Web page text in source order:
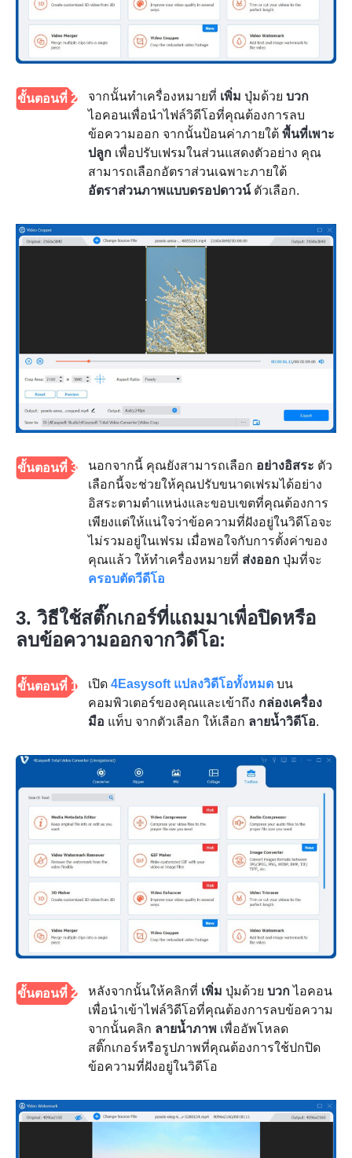
ขั้นตอนที่ 2 จากนั้นทำเครื่องหมายที่ เพิ่ม ปุ่มด้วย บวก
ไอคอนเพื่อนำไฟล์วิดีโอที่คุณต้องการลบ
ข้อความออก จากนั้นป้อนค่าภายใต้ พื้นที่เพาะ
ปลูก เพื่อปรับเฟรมในส่วนแสดงตัวอย่าง คุณ
สามารถเลือกอัตราส่วนเฉพาะภายใต้
อัตราส่วนภาพแบบดรอปดาวน์ตัวเลือก.
ขั้นตอนที่ 3 นอกจากนี้ คุณยังสามารถเลือก อย่างอิสระ ตัว
เลือกนี้จะช่วยให้คุณปรับขนาดเฟรมได้อย่าง
อิสระตามตำแหน่งและขอบเขตที่คุณต้องการ
เพียงแต่ให้แน่ใจว่าข้อความที่ฝังอยู่ในวิดีโอจะ
ไม่รวมอยู่ในเฟรม เมื่อพอใจกับการตั้งค่าของ
คุณแล้ว ให้ทำเครื่องหมายที่ ส่งออก ปุ่มที่จะ
ครอบตัดวีดีโอ
3. วิธีใช้สติ๊กเกอร์ที่แถมมาเพื่อปิดหรือ
ลบข้อความออกจากวิดีโอ:
ขั้นตอนที่ 1 เปิด 4Easysoft แปลงวิดีโอทั้งหมด บน
คอมพิวเตอร์ของคุณและเข้าถึง กล่องเครื่อง
มือ แท็บ จากตัวเลือก ให้เลือก ลายน้ำวิดีโอ.
ขั้นตอนที่ 2 หลังจากนั้นให้คลิกที่ เพิ่ม ปุ่มด้วย บวก ไอคอน
เพื่อนำเข้าไฟล์วิดีโอที่คุณต้องการลบข้อความ
จากนั้นคลิก ลายน้ำภาพ เพื่ออัพโหลด
สติ๊กเกอร์หรือรูปภาพที่คุณต้องการใช้ปกปิด
ข้อความที่ฝังอยู่ในวิดีโอ